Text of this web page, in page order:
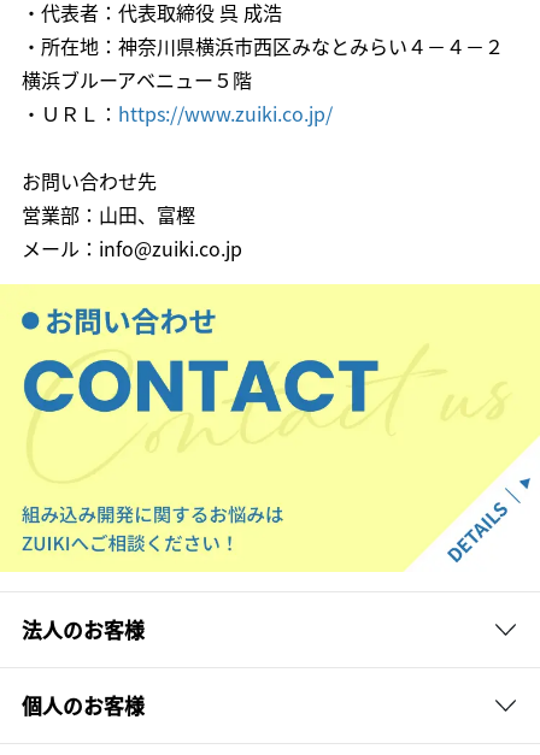
・代表者：代表取締役 呉 成浩
・所在地：神奈川県横浜市西区みなとみらい４－４－２
横浜ブルーアベニュー５階
・ＵＲＬ： https://www.zuiki.co.jp/
お問い合わせ先
営業部：山田、富樫
メール：info@zuiki.co.jp
法人のお客様
個人のお客様